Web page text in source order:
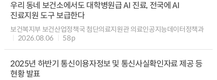
우리 동네 보건소에서도 대학병원급 AI 진료, 전국에 AI
진료지원 도구 보급한다
보건복지부 보건산업정책국 첨단의료지원관 의료인공지능데이터정책과
2026.08.06
58p
2025년 하반기 통신이용자정보 및 통신사실확인자료 제공 등
현황 발표